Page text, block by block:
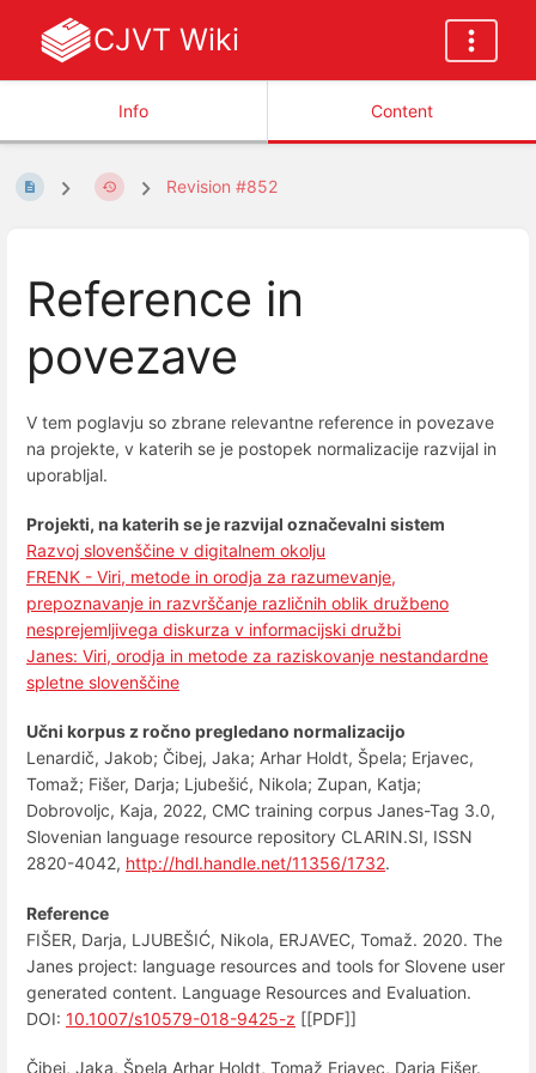
CJVT Wiki
Info Content
Revision #852
Reference in
povezave
V tem poglavju so zbrane relevantne reference in povezave
na projekte, v katerih se je postopek normalizacije razvijal in
uporabljal.
Projekti, na katerih se je razvijal označevalni sistem
Razvoj slovenščine v digitalnem okolju
FRENK - Viri, metode in orodja za razumevanje,
prepoznavanje in razvrščanje različnih oblik družbeno
nesprejemljivega diskurza v informacijski družbi
Janes: Viri, orodja in metode za raziskovanje nestandardne
spletne slovenščine
Učni korpus z ročno pregledano normalizacijo
Lenardič, Jakob; Čibej, Jaka; Arhar Holdt, Špela; Erjavec,
Tomaž; Fišer, Darja; Ljubešić, Nikola; Zupan, Katja;
Dobrovoljc, Kaja, 2022, CMC training corpus Janes-Tag 3.0,
Slovenian language resource repository CLARIN.SI, ISSN
2820-4042, http://hdl.handle.net/11356/1732.
Reference
FIŠER, Darja, LJUBEŠIĆ, Nikola, ERJAVEC, Tomaž. 2020. The
Janes project: language resources and tools for Slovene user
generated content. Language Resources and Evaluation.
DOI: 10.1007/s10579-018-9425-z [[PDF]]
Čibej, Jaka, Špela Arhar Holdt, Tomaž Erjavec, Darja Fišer.